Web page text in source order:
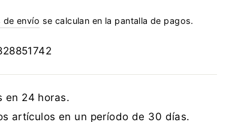
de envío se calculan en la pantalla de pagos.
en 24 horas.
artículos en un período de 30 días.